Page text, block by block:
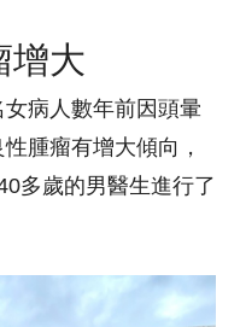
增大
病人數年前因頭暈
腫瘤有增大傾向，
多歲的男醫生進行了